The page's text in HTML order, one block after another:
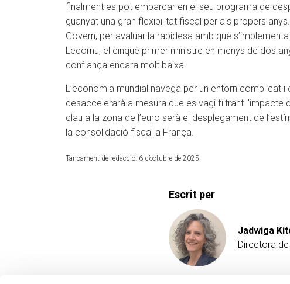
finalment es pot embarcar en el seu programa de
guanyat una gran flexibilitat fiscal per als propers
Govern, per avaluar la rapidesa amb què
Lecornu, el cinquè primer ministre en menys de dos
confiança encara molt baixa.
L’economia mundial navega per un entorn complicat
desaccelerarà a mesura que es vagi filtrant
clau a la zona de l’euro serà el desplegament de
la consolidació fiscal a França.
Tancament de redacció: 6 d’octubre de 2025
Escrit per
Jadwiga
Directora